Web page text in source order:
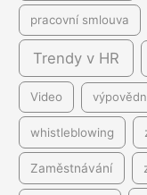
pracovní smlouva
Trendy v HR
Video
whistleblowing
Zaměstnávání